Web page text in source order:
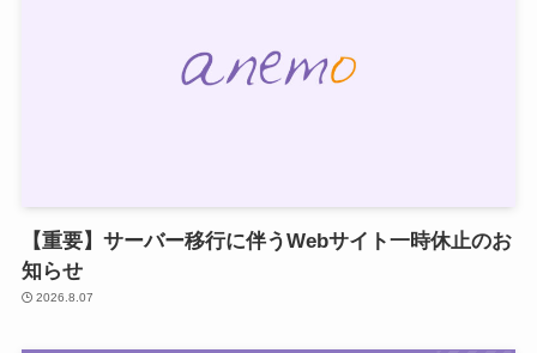
【重要】サーバー移行に伴うWebサイト一時休止のお
知らせ
2026.8.07